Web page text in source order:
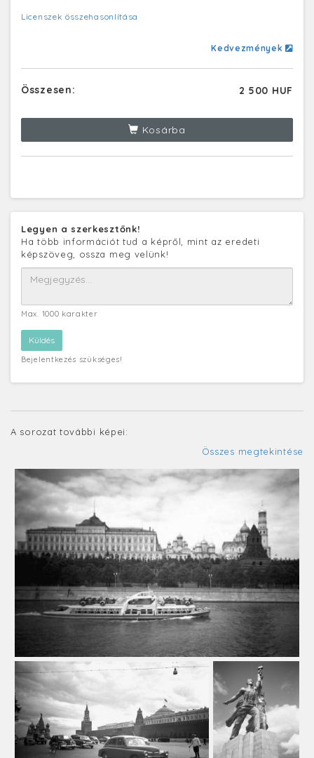
Licenszek összehasonlítása
Kedvezmények
Összesen: 2 500 HUF
Kosárba
Legyen a szerkesztőnk!
Ha több információt tud a képről, mint az eredeti
képszöveg, ossza meg velünk!
Max. 1000 karakter
Bejelentkezés szükséges!
A sorozat további képei:
Összes megtekintése